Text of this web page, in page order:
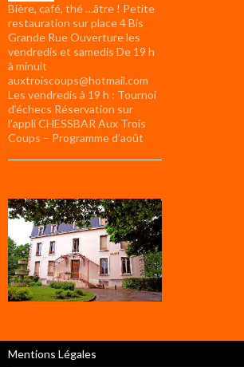
Bière, café, thé …âtre ! Petite
restauration sur place 4 Bis
Grande Rue Ouverture les
vendredis et samedis De 19 h
à minuit
auxtroiscoups@hotmail.com
Les vendredis à 19 h : Tournoi
d’échecs Réservation sur
l’appli CHESSBAR Aux Trois
Coups – Programme d’août
Mentions Légales